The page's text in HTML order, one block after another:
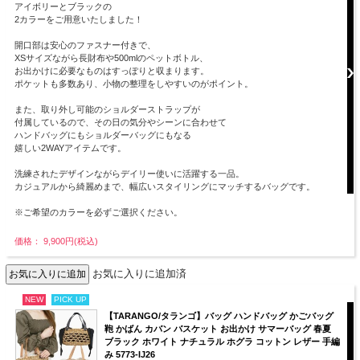
アイボリーとブラックの
2カラーをご用意いたしました！
開口部は安心のファスナー付きで、
XSサイズながら長財布や500mlのペットボトル、
お出かけに必要なものはすっぽりと収まります。
ポケットも多数あり、小物の整理をしやすいのがポイント。
また、取り外し可能のショルダーストラップが
付属しているので、その日の気分やシーンに合わせて
ハンドバッグにもショルダーバッグにもなる
嬉しい2WAYアイテムです。
洗練されたデザインながらデイリー使いに活躍する一品。
カジュアルから綺麗めまで、幅広いスタイリングにマッチするバッグです。
※ご希望のカラーを必ずご選択ください。
価格： 9,900円(税込)
お気に入りに追加済
NEW PICK UP
【TARANGO/タランゴ】バッグ ハンドバッグ かごバッグ
鞄 かばん カバン バスケット お出かけ サマーバッグ 春夏
ブラック ホワイト ナチュラル ホグラ コットン レザー 手編
み 5773-IJ26